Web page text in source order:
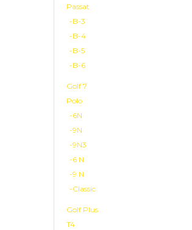
Passat
-B-3
-B-4
-B-5
-B-6
Golf 7
Polo
-6N
-9N
-9N3
-6 N
-9 N
-Classic
Golf Plus
T4